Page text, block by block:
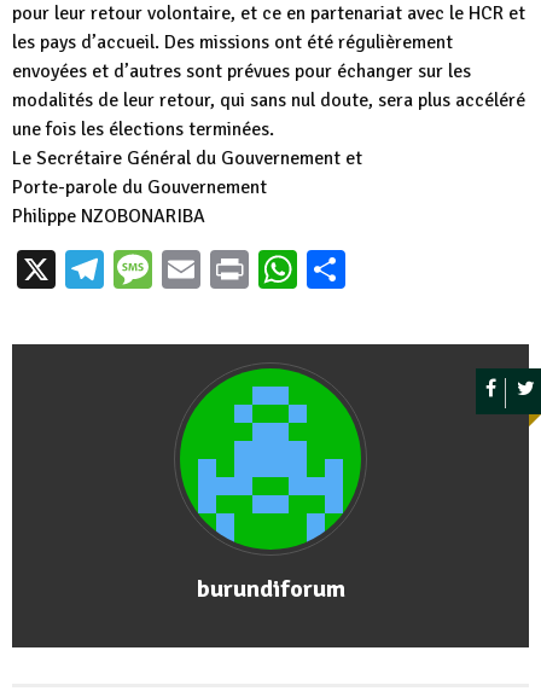
pour leur retour volontaire, et ce en partenariat avec le HCR et
les pays d’accueil. Des missions ont été régulièrement
envoyées et d’autres sont prévues pour échanger sur les
modalités de leur retour, qui sans nul doute, sera plus accéléré
une fois les élections terminées.
Le Secrétaire Général du Gouvernement et
Porte-parole du Gouvernement
Philippe NZOBONARIBA
X Telegram
Message
EmailPrintWhatsApp
burundiforum